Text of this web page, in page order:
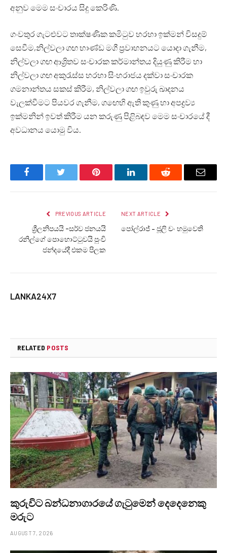
අනුව මෙම සංචාරය සිදු කෙරිණි.
ගංවතුර ගැටළුවට තාක්ෂණික කමිටුව හරහා ඉක්මන් විසදුම්
සෙවීම,නිල්වලා ගඟ භාණ්ඩ මගී ප්‍රවාහනයට යොදා ගැනීම,
නිල්වලා ගඟ ආශ්‍රිතව සංචාරක කර්මාන්තය දියුණු කිරීම හා
නිල්වලා ගඟ අකුරැස්ස හරහා සිංහරාජය දක්වා සංචාරක
ගමනාන්තය සකස් කිරීම, නිල්වලා ගඟ ඉවුරු ඛාදනය
වැලක්වීමට පියවර ගැනීම, ගඟෙහි ඇති කුණු හා අපද්‍රව්‍ය
ඉක්මනින් ඉවත් කිරීම යන කරුණු පිළිබඳව මෙම සංචාරයේ දී
අවධානය යොමු විය.
FacebookTwitter Pinterest LinkedInReddit Email
PREVIOUS ARTICLE
ශ්‍රීලනිපයයි -සර්ව ජනයයි
රනිල්ගේ පොහොට්ටුවයි පුංචි
ජන්දයේදී එකම පිලක
NEXT ARTICLE
පෝල්රාජ් – ජූලි චං හමුවෙති
LANKA24X7
RELATED POSTS
කුරුවිට බන්ධනාගාරයේ ගැටුමෙන් දෙදෙනෙකු
මරුට
AUGUST 7, 2026